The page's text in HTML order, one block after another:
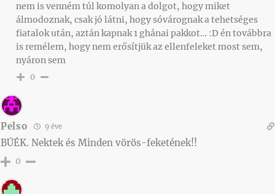
nem is venném túl komolyan a dolgot, hogy miket
álmodoznak, csak jó látni, hogy sóvárognak a tehetséges
fiatalok után, aztán kapnak 1 ghánai pakkot… :D én továbbra
is remélem, hogy nem erősítjük az ellenfeleket most sem,
nyáron sem
0
Pelso 9 éve
BÚÉK. Nektek és Minden vörös-feketének!!
0